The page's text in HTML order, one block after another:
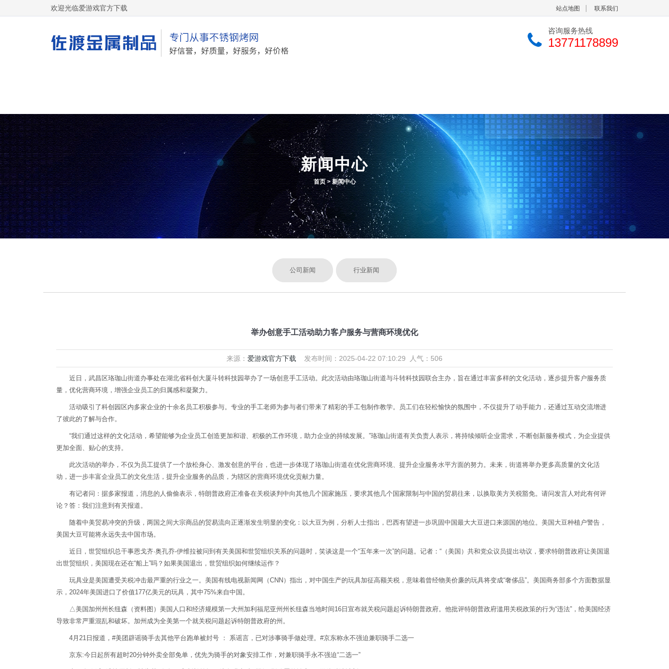
欢迎光临爱游戏官方下载 站点地图 联系我们
咨询服务热线
13771178899
新闻中心
首页>新闻中心
公司新闻 行业新闻
举办创意手工活动助力客户服务与营商环境优化
来源： 爱游戏官方下载 发布时间：2025-04-22 07:10:29 人气：506
近日，武昌区珞珈山街道办事处在湖北省科创大厦斗转科技园举办了一场创意手工活动。此次活动由珞珈山街道与斗转科技园联合主办，旨在通过丰富多样的文化活动，逐步提升客户服务质
量，优化营商环境，增强企业员工的归属感和凝聚力。
活动吸引了科创园区内多家企业的十余名员工积极参与。专业的手工老师为参与者们带来了精彩的手工包制作教学。员工们在轻松愉快的氛围中，不仅提升了动手能力，还通过互动交流增进
了彼此的了解与合作。
“我们通过这样的文化活动，希望能够为企业员工创造更加和谐、积极的工作环境，助力企业的持续发展。”珞珈山街道有关负责人表示，将持续倾听企业需求，不断创新服务模式，为企业提供
更加全面、贴心的支持。
此次活动的举办，不仅为员工提供了一个放松身心、激发创意的平台，也进一步体现了珞珈山街道在优化营商环境、提升企业服务水平方面的努力。未来，街道将举办更多高质量的文化活
动，进一步丰富企业员工的文化生活，提升企业服务的品质，为辖区的营商环境优化贡献力量。
有记者问：据多家报道，消息的人偷偷表示，特朗普政府正准备在关税谈判中向其他几个国家施压，要求其他几个国家限制与中国的贸易往来，以换取美方关税豁免。请问发言人对此有何评
论？答：我们注意到有关报道。
随着中美贸易冲突的升级，两国之间大宗商品的贸易流向正逐渐发生明显的变化：以大豆为例，分析人士指出，巴西有望进一步巩固中国最大大豆进口来源国的地位。美国大豆种植户警告，
美国大豆可能将永远失去中国市场。
近日，世贸组织总干事恩戈齐·奥孔乔-伊维拉被问到有关美国和世贸组织关系的问题时，笑谈这是一个“五年来一次”的问题。记者：“（美国）共和党众议员提出动议，要求特朗普政府让美国退
出世贸组织，美国现在还在“船上”吗？如果美国退出，世贸组织如何继续运作？
玩具业是美国遭受关税冲击最严重的行业之一。美国有线电视新闻网（CNN）指出，对中国生产的玩具加征高额关税，意味着曾经物美价廉的玩具将变成“奢侈品”。美国商务部多个方面数据显
示，2024年美国进口了价值177亿美元的玩具，其中75%来自中国。
△美国加州州长纽森（资料图）美国人口和经济规模第一大州加利福尼亚州州长纽森当地时间16日宣布就关税问题起诉特朗普政府。他批评特朗普政府滥用关税政策的行为“违法”，给美国经济
导致非常严重混乱和破坏。加州成为全美第一个就关税问题起诉特朗普政府的州。
4月21日报道，#美团辟谣骑手去其他平台跑单被封号 ： 系谣言，已对涉事骑手做处理。#京东称永不强迫兼职骑手二选一
京东:今日起所有超时20分钟外卖全部免单，优先为骑手的对象安排工作，对兼职骑手永不强迫“二选一”